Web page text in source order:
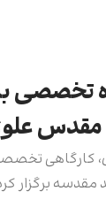
مقدس
کارگاهی
مقدسه برگزار